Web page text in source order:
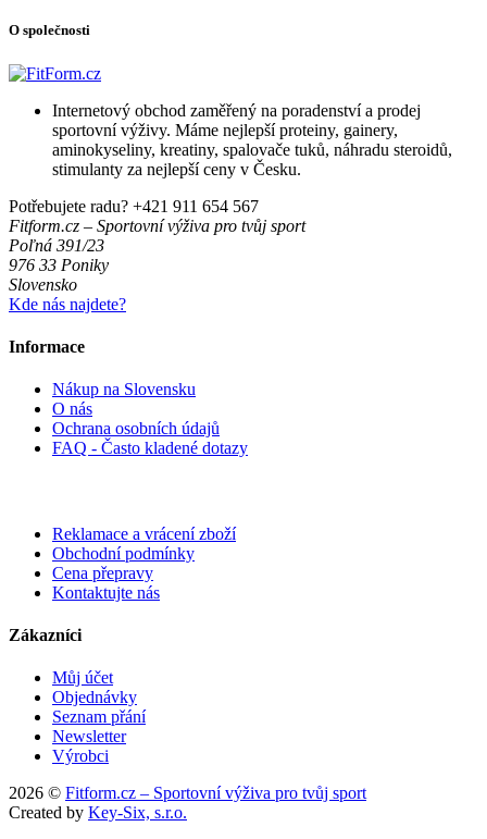
O společnosti
Internetový obchod zaměřený na poradenství a prodej
sportovní výživy. Máme nejlepší proteiny, gainery,
aminokyseliny, kreatiny, spalovače tuků, náhradu steroidů,
stimulanty za nejlepší ceny v Česku.
Potřebujete radu? +421 911 654 567
Fitform.cz – Sportovní výživa pro tvůj sport
Poľná 391/23
976 33 Poniky
Slovensko
Kde nás najdete?
Informace
Nákup na Slovensku
O nás
Ochrana osobních údajů
FAQ - Často kladené dotazy
Reklamace a vrácení zboží
Obchodní podmínky
Cena přepravy
Kontaktujte nás
Zákazníci
Můj účet
Objednávky
Seznam přání
Newsletter
Výrobci
2026 © Fitform.cz – Sportovní výživa pro tvůj sport
Created by Key-Six, s.r.o.